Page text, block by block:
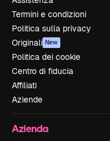
Termini e condizioni
Politica sulla privacy
Originali New
Politica dei cookie
Centro di fiducia
Affiliati
Aziende
Azienda